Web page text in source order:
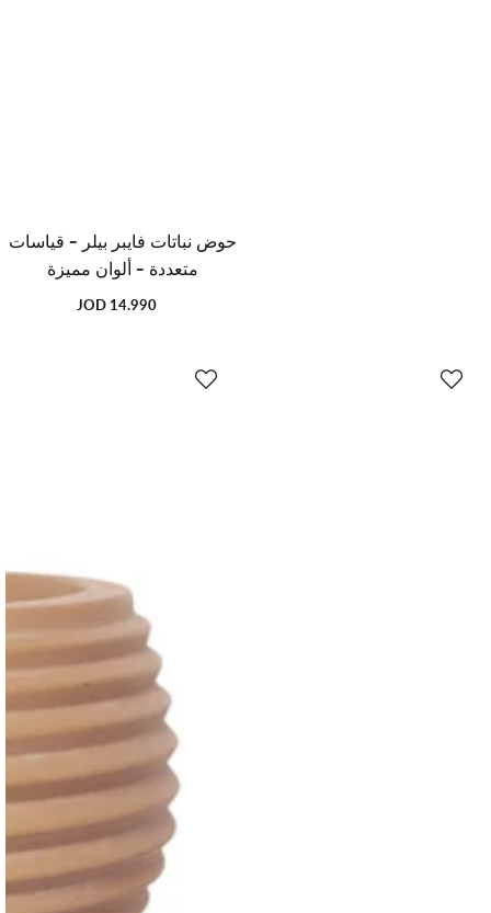
حوض نباتات فايبر بيلر - قياسات
متعددة - ألوان مميزة
السعر14.990 JOD